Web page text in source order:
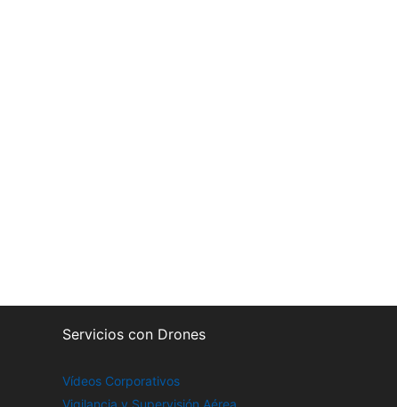
Servicios con Drones
Vídeos Corporativos
Vigilancia y Supervisión Aérea